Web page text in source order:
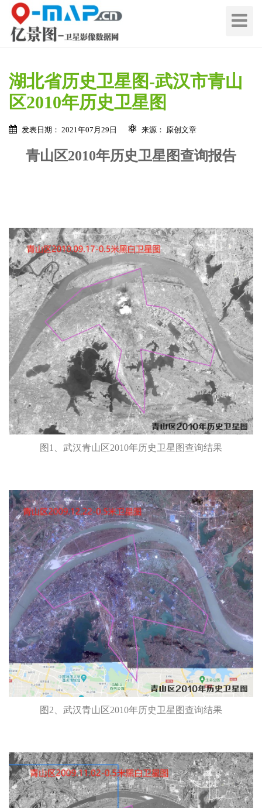
切
导
湖北省历史卫星图-武汉市青山
区2010年历史卫星图
发表日期： 2021年07月29日 来源： 原创文章
青山区2010年历史卫星图查询报告
图1、武汉青山区2010年历史卫星图查询结果
图2、武汉青山区2010年历史卫星图查询结果